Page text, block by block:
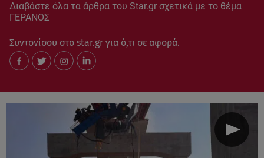
Διαβάστε όλα τα άρθρα του Star.gr σχετικά με το θέμα
ΓΕΡΑΝΟΣ
Συντονίσου στο star.gr για ό,τι σε αφορά.